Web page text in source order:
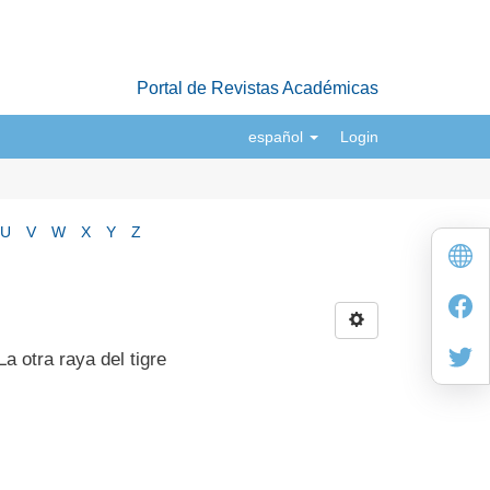
Portal de Revistas Académicas
español Login
U V W X Y Z
otra raya del tigre